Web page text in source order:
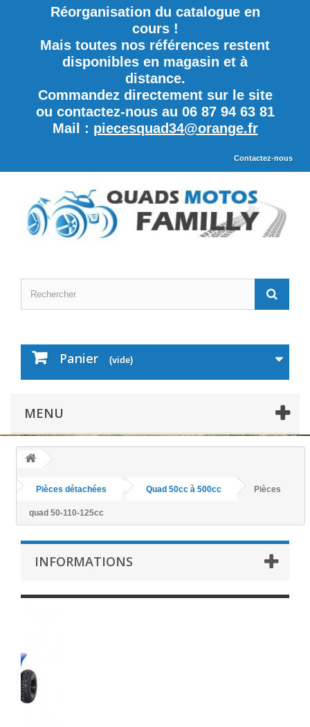
Réorganisation du catalogue en
cours !
Mais toutes nos références restent
disponibles en magasin et à
distance.
Commandez directement sur le site
ou contactez-nous au 06 87 94 63 81
Mail : piecesquad34@orange.fr
Contactez-nous
Panier (vide)
MENU
Pièces détachées Quad 50cc à 500cc Pièces
quad 50-110-125cc
INFORMATIONS